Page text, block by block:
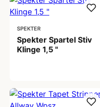
SPEKTER
Spekter Spartel Stiv
Klinge 1,5 "